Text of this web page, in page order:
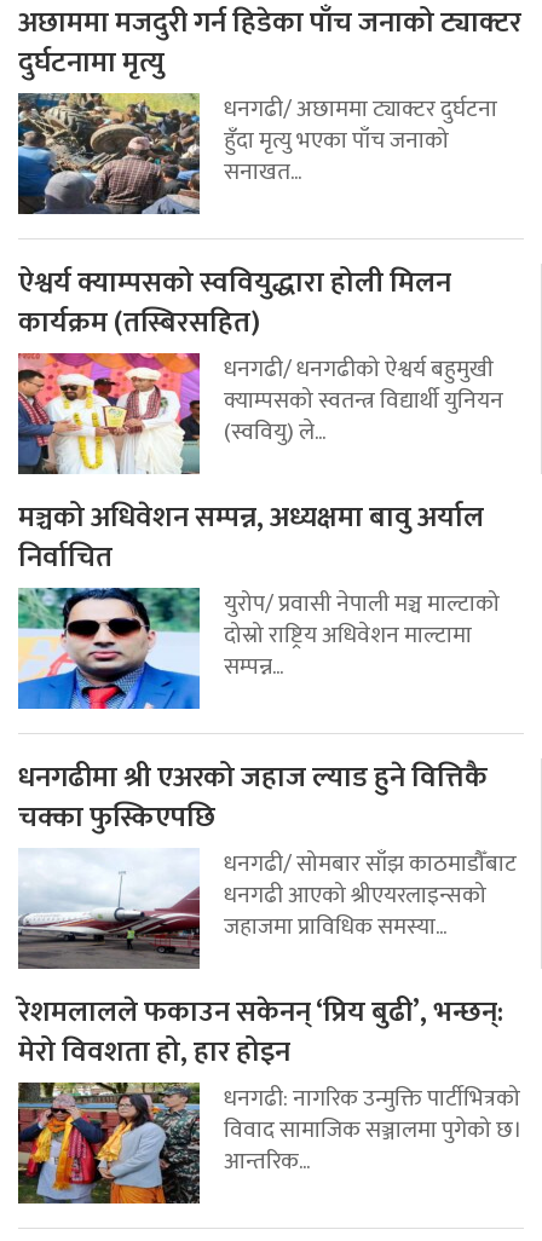
अछाममा मजदुरी गर्न हिडेका पाँच जनाको ट्याक्टर
दुर्घटनामा मृत्यु
धनगढी/ अछाममा ट्याक्टर दुर्घटना
हुँदा मृत्यु भएका पाँच जनाको
सनाखत...
ऐश्वर्य क्याम्पसको स्ववियुद्धारा होली मिलन
कार्यक्रम (तस्बिरसहित)
धनगढी/ धनगढीको ऐश्वर्य बहुमुखी
क्याम्पसको स्वतन्त्र विद्यार्थी युनियन
(स्ववियु) ले...
मञ्चको अधिवेशन सम्पन्न, अध्यक्षमा बावु अर्याल
निर्वाचित
युरोप/ प्रवासी नेपाली मञ्च माल्टाको
दोस्रो राष्ट्रिय अधिवेशन माल्टामा
सम्पन्न...
धनगढीमा श्री एअरको जहाज ल्याड हुने वित्तिकै
चक्का फुस्किएपछि
धनगढी/ सोमबार साँझ काठमाडौँबाट
धनगढी आएको श्रीएयरलाइन्सको
जहाजमा प्राविधिक समस्या...
रेशमलालले फकाउन सकेनन् ‘प्रिय बुढी’, भन्छन्:
मेरो विवशता हो, हार होइन
धनगढी: नागरिक उन्मुक्ति पार्टीभित्रको
विवाद सामाजिक सञ्जालमा पुगेको छ।
आन्तरिक...